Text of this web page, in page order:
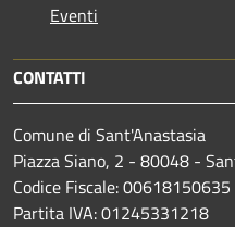
Eventi
CONTATTI
Comune di Sant'Anastasia
Piazza Siano, 2 - 80048 -
Codice Fiscale: 00618150635
Partita IVA: 01245331218